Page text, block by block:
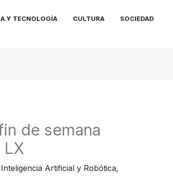
Y TECNOLOGÍA CULTURA
SOCIEDAD
de semana
LX
Inteligencia Artificial y Robótica,